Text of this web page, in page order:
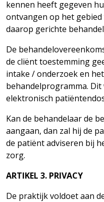
kennen heeft gegeven
ontvangen op het
daarop gerichte
De
de cliënt toestemming
intake / onderzoek en
behandelprogramma.
elektronisch
Kan de behandelaar de
aangaan, dan zal hij de
de patiënt adviseren bij
zorg.
ARTIKEL 3. PRIVACY
De praktijk voldoet aan